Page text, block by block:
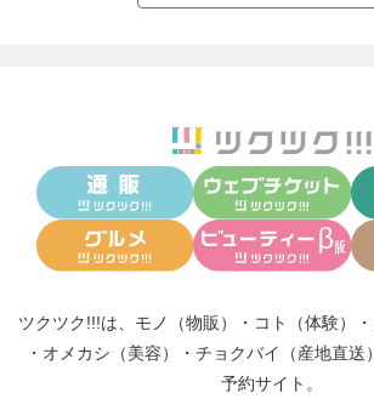
ツクツク!!!は、 モノ（物販） ・ コト（体験） ・
・ オメカシ（美容） ・ チョクバイ（産地直送）
予約サイト。